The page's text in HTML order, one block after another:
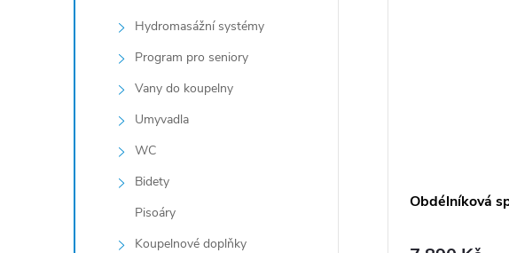
Hydromasážní systémy
Program pro seniory
Vany do koupelny
Umyvadla
WC
Bidety
Pisoáry
Koupelnové doplňky
Obdélníková